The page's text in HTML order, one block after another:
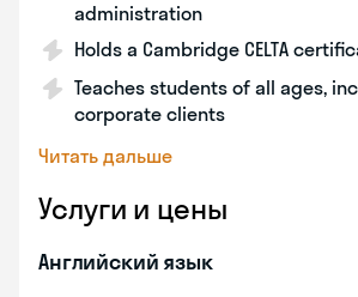
administration
Holds a Cambridge CELTA
Teaches students of all ages,
corporate clients
Читать дальше
Услуги и цены
Английский язык